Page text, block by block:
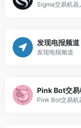
Sigma交易机器
发现电报频道
发现电报频道
Pink Bot交易